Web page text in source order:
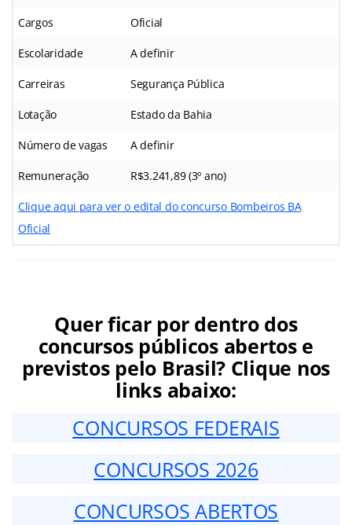
Cargos Oficial
Escolaridade A definir
Carreiras Segurança Pública
Lotação Estado da Bahia
Número de vagas A definir
Remuneração R$3.241,89 (3º ano)
Clique aqui para ver o edital do concurso Bombeiros BA
Oficial
Quer ficar por dentro dos
concursos públicos abertos e
previstos pelo Brasil? Clique nos
links abaixo:
CONCURSOS FEDERAIS
CONCURSOS 2026
CONCURSOS ABERTOS